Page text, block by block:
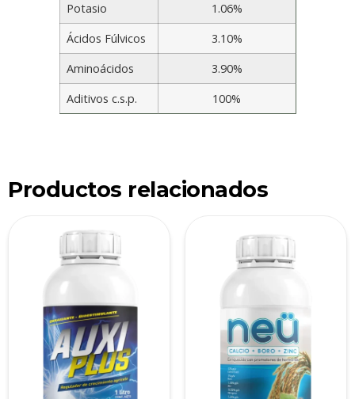
Potasio
1.06%
Ácidos Fúlvicos
3.10%
Aminoácidos
3.90%
Aditivos c.s.p.
100%
Productos relacionados